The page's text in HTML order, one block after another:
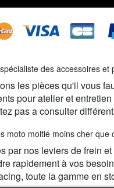
des accessoires
les pièces qu'il vous
pour atelier et
pas a consulter
moto moitié moins cher que
nos leviers de frein
rapidement à vos
toute la gamme en